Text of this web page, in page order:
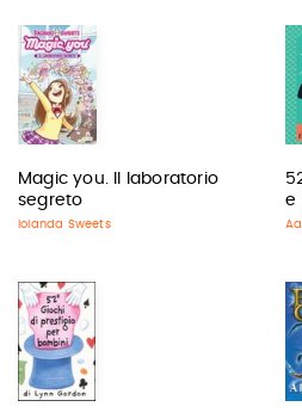
Magic you. Il laboratorio
segreto
Iolanda Sweets
e